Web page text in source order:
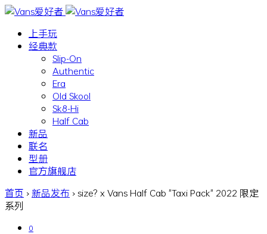
上手玩
经典款
Slip-On
Authentic
Era
Old Skool
Sk8-Hi
Half Cab
新品
联名
型册
官方旗舰店
首页 ›新品发布 ›size? x Vans Half Cab "Taxi Pack" 2022 限定
系列
0